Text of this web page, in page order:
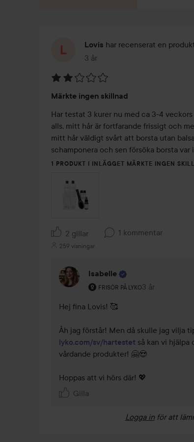
Lovis har recenserat en
3 år
Inlägget skapades 3 år
2
av
5
Märkte ingen skillnad
Har testat 3 kurer nu med ca 3-4
alls, mitt hår är fortfarande frissigt och
mitt hår väldigt svårt att borsta utan
schamponera och sen försöka borsta var
1 PRODUKT I INLÄGGET MÄRKTE INGEN
2 gillar 1 kommentar
259 visningar
Isabelle
FRISÖR PÅ LYKO
Användarens roll: Frisör på Lyko.
3 år
Kommentaren
Hej fina Lovis! 🥰
lyko.com/sv/hartestet så kan vi hjälpa
vårdande produkter! 🤗😍
Hoppas att vi hörs där! 💖
Gilla
Logga in för att